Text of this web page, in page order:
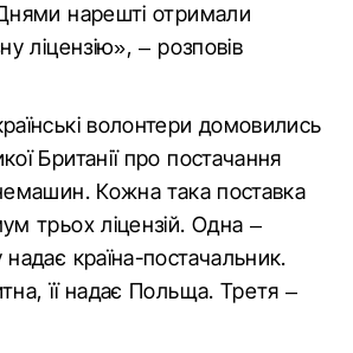
нарешті отримали
ліцензію», – розповів
волонтери домовились
Британії про постачання
Кожна така поставка
трьох ліцензій. Одна –
країна-постачальник.
її надає Польща. Третя –